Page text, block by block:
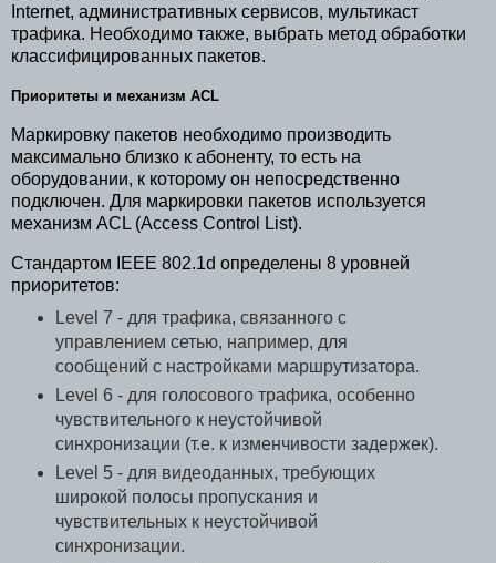
Internet, административных сервисов, мультикаст
трафика. Необходимо также, выбрать метод обработки
классифицированных пакетов.
Приоритеты и механизм ACL
Маркировку пакетов необходимо производить
максимально близко к абоненту, то есть на
оборудовании, к которому он непосредственно
подключен. Для маркировки пакетов используется
механизм ACL (Access Control List).
Стандартом IEEE 802.1d определены 8 уровней
приоритетов:
Level 7 - для трафика, связанного с
управлением сетью, например, для
сообщений с настройками маршрутизатора.
Level 6 - для голосового трафика, особенно
чувствительного к неустойчивой
синхронизации (т.е. к изменчивости задержек).
Level 5 - для видеоданных, требующих
широкой полосы пропускания и
чувствительных к неустойчивой
синхронизации.